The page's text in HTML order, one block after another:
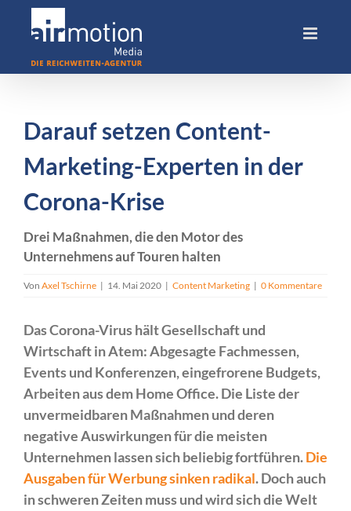
Darauf setzen Content-
Marketing-Experten in der
Corona-Krise
Drei Maßnahmen, die den Motor des
Unternehmens auf Touren halten
Von Axel Tschirne | 14. Mai 2020 | Content Marketing | 0 Kommentare
Das Corona-Virus hält Gesellschaft und
Wirtschaft in Atem: Abgesagte Fachmessen,
Events und Konferenzen, eingefrorene Budgets,
Arbeiten aus dem Home Office. Die Liste der
unvermeidbaren Maßnahmen und deren
negative Auswirkungen für die meisten
Unternehmen lassen sich beliebig fortführen.Die
Ausgaben für Werbung sinken radikal. Doch auch
in schweren Zeiten muss und wird sich die Welt